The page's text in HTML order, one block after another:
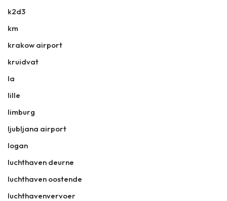
k2d3
km
krakow airport
kruidvat
la
lille
limburg
ljubljana airport
logan
luchthaven deurne
luchthaven oostende
luchthavenvervoer